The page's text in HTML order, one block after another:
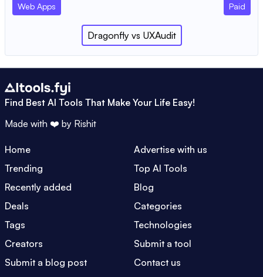
Web Apps Paid
Dragonfly vs UXAudit
Find Best AI Tools That Make Your Life Easy!
Made with ❤️ by Rishit
Home
Advertise with us
Trending
Top AI Tools
Recently added
Blog
Deals
Categories
Tags
Technologies
Creators
Submit a tool
Submit a blog post
Contact us